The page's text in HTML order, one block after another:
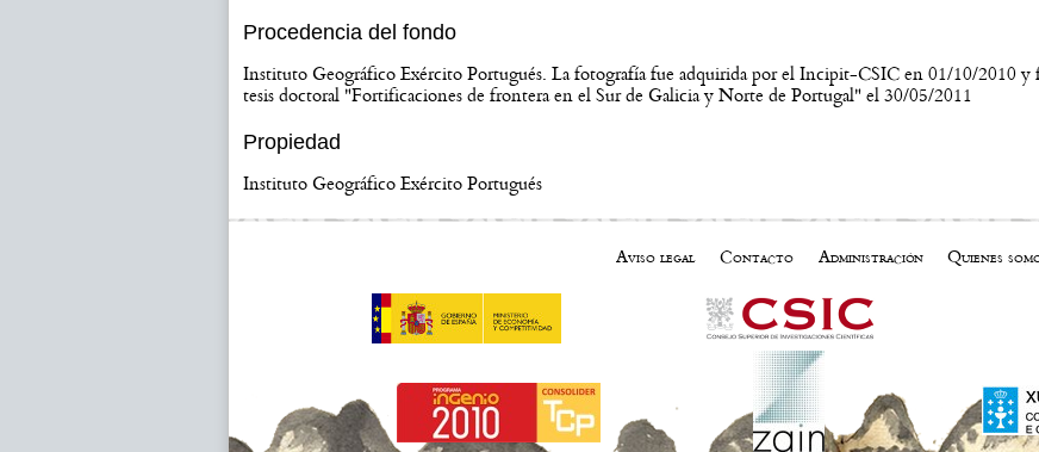
Procedencia del fondo
Instituto Geográfico Exército Portugués. La fotografía fue adquirida por el Incipit-CSIC en 01/10/2010 y
tesis doctoral "Fortificaciones de frontera en el Sur de Galicia y Norte de Portugal" el 30/05/2011
Propiedad
Instituto Geográfico Exército Portugués
Aviso legal Contacto Administración Quienes